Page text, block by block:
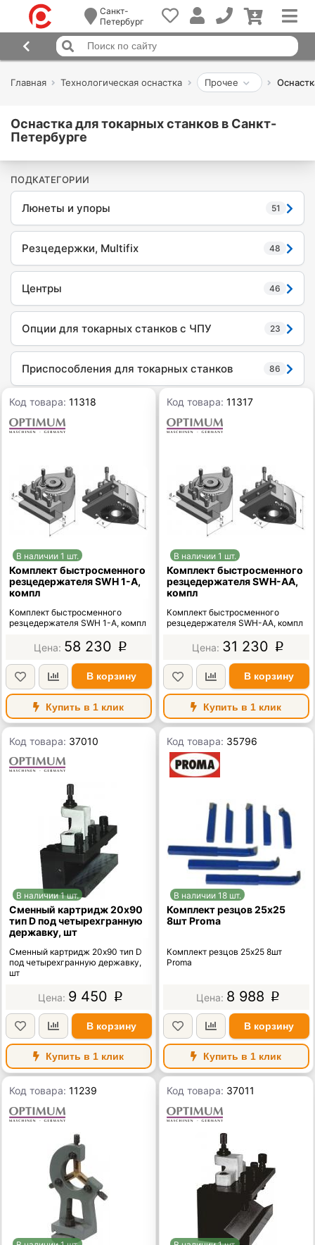
Санкт-
Петербург
Главная Технологическая оснастка Прочее
Оснастка для токарных станков в Санкт-
Петербурге
ПОДКАТЕГОРИИ
Люнеты и упоры 51
Резцедержки, Multifix 48
Центры 46
Опции для токарных станков с ЧПУ 23
Приспособления для токарных станков 86
Код товара:11318
В наличии 1 шт.
Комплект быстросменного
резцедержателя SWH 1-A,
компл
Комплект быстросменного
резцедержателя SWH 1-A, компл
58 230 p
В корзину
Купить в 1 клик
Код товара:11317
В наличии 1 шт.
Комплект быстросменного
резцедержателя SWH-AA,
компл
Комплект быстросменного
резцедержателя SWH-AA, компл
31 230 p
В корзину
Купить в 1 клик
Код товара: 37010
В наличии 1 шт.
Сменный картридж 20х90
тип D под четырехгранную
державку, шт
Сменный картридж 20х90 тип D
под четырехгранную державку,
шт
9 450 p
В корзину
Купить в 1 клик
Код товара: 35796
В наличии 18 шт.
Комплект резцов 25х25
8шт Proma
Комплект резцов 25х25 8шт
Proma
8 988 p
В корзину
Купить в 1 клик
Код товара:11239 Код товара: 37011